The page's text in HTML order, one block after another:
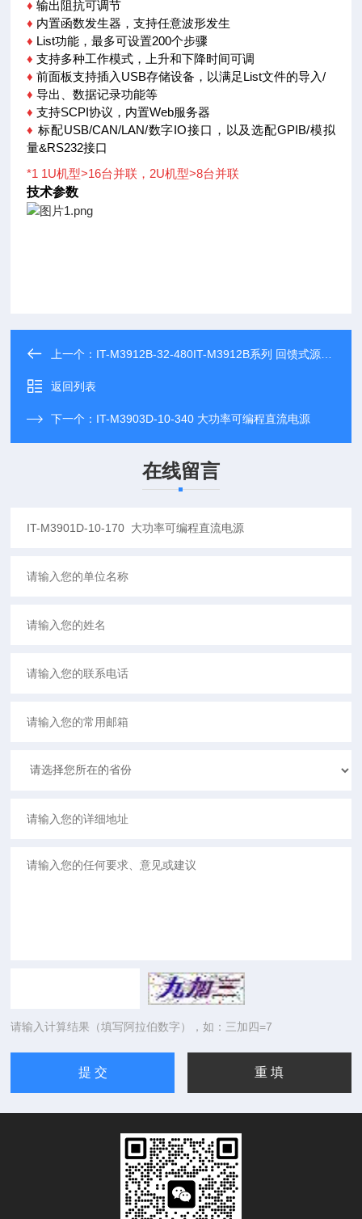
♦输出阻抗可调节
♦ 内置函数发生器，支持任意波形发生
♦ List功能，最多可设置200个步骤
♦支持多种工作模式，上升和下降时间可调
♦前面板支持插入USB存储设备，以满足List文件的导入/
♦导出、数据记录功能等
♦支持SCPI协议，内置Web服务器
♦标配USB/CAN/LAN/数字IO接口，以及选配GPIB/模拟
量&RS232接口
*1 1U机型>16台并联，2U机型>8台并联
技术参数
上一个： IT-M3912B-32-480IT-M3912B系列 回馈式源载系统
返回列表
下一个： IT-M3903D-10-340 大功率可编程直流电源
在线留言
请输入计算结果（填写阿拉伯数字），如：三加四=7